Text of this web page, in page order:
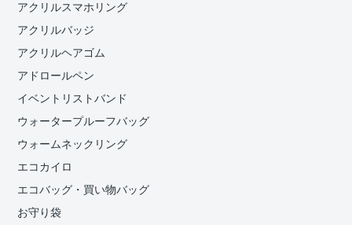
アクリルスマホリング
アクリルバッジ
アクリルヘアゴム
アドロールペン
イベントリストバンド
ウォータープルーフバッグ
ウォームネックリング
エコカイロ
エコバッグ・買い物バッグ
お守り袋